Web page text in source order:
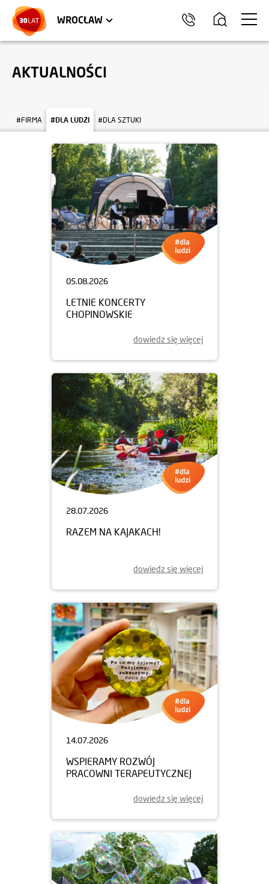
WROCŁAW
TRÓJMIASTO
AKTUALNOŚCI
#FIRMA #DLA LUDZI #DLA SZTUKI
05.08.2026
LETNIE KONCERTY
CHOPINOWSKIE
dowiedz się więcej
28.07.2026
RAZEM NA KAJAKACH!
dowiedz się więcej
14.07.2026
WSPIERAMY ROZWÓJ
PRACOWNI TERAPEUTYCZNEJ
dowiedz się więcej